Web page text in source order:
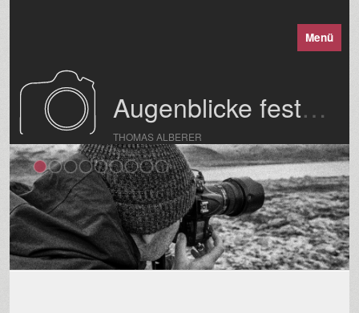
Menü
Augenblicke festgehalten
THOMAS ALBERER